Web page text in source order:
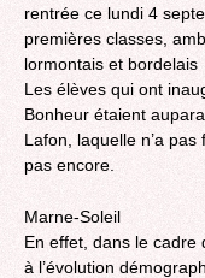
rentrée ce lundi 4
premières classes,
lormontais et bordelais
Les élèves qui ont
Bonheur étaient
Lafon, laquelle n’a
pas encore.
Marne-Soleil
En effet, dans le cadre
à l’évolution